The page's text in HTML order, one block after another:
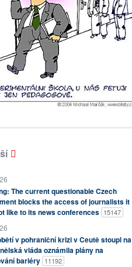
The current questionable Czech
blocks the access of journalists it
like to its news conferences 15147
v pohraniční krizi v Ceutě stoupl na
vláda oznámila plány na
bariéry 11192